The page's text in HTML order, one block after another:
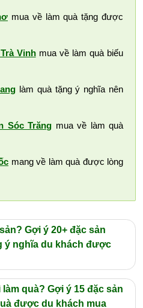
mua về làm quà tặng được
Vinhmua về làm quà biếu
làm quà tặng ý nghĩa nên
Sóc Trăng mua về làm quà
mang về làm quà được lòng
Gợi ý 20+ đặc sản
ý nghĩa du khách được
quà? Gợi ý 15 đặc sản
được du khách mua